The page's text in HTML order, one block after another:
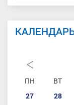
ПН ВТ
27
28